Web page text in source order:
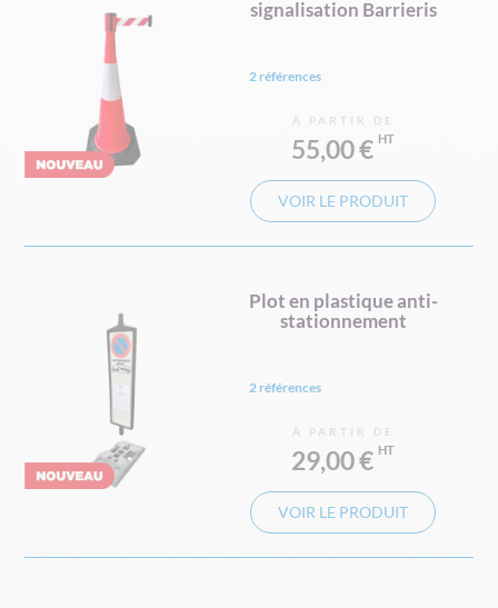
signalisation Barrieris
2 références
À PARTIR DE
55,00 €
VOIR LE PRODUIT
Plot en plastique anti-
stationnement
2 références
À PARTIR DE
29,00 €
VOIR LE PRODUIT